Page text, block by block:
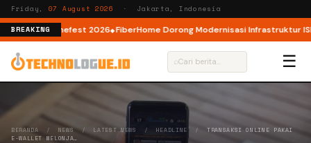
Friday, 07 August 2026 · Jakarta, Indonesia
BREAKING
AI Cinefest 2026 FiberHome Dorong Modernisasi Infrastruktur ISP di
⌕ ☰
BERANDA / NEWS/ LATEST NEWS / HEADLINE /TRANSAKSI ONLINE PAKAI
E-WALLET MELONJA…